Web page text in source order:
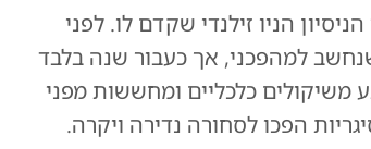
הניו זילנדי שקדם לו. לפני
למהפכני, אך כעבור שנה בלבד
כלכליים ומחששות מפני
הפכו לסחורה נדירה ויקרה.